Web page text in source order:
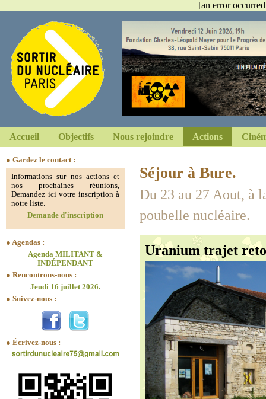
[an error
Accueil Objectifs Nous rejoindre Actions
● Gardez le contact :
Informations sur nos actions et
nos prochaines réunions,
Demandez ici votre inscription à
notre liste.
Demande d'inscription
● Agendas :
Agenda MILITANT &
INDÉPENDANT
● Rencontrons-nous :
Jeudi 16 juillet 2026.
● Suivez-nous :
● Écrivez-nous :
Séjour à Bure.
Du 23 au 27 Aout, à
poubelle nucléaire.
Uranium trajet